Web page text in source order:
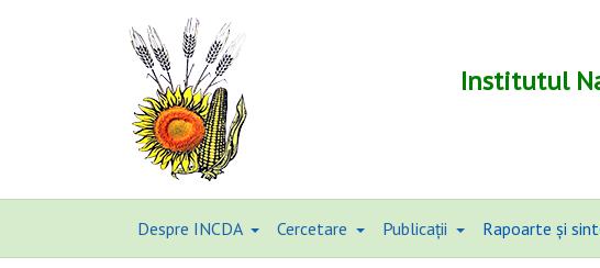
Institutul
Despre INCDA Cercetare Publicații Rapoarte și